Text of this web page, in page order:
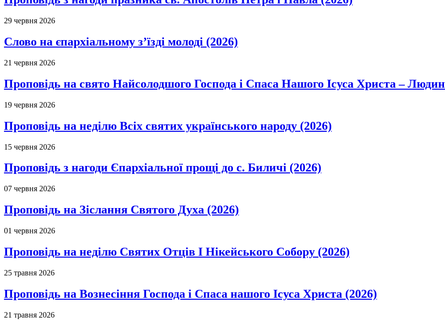
29 червня 2026
Слово на єпархіальному з’їзді молоді (2026)
21 червня 2026
Проповідь на свято Найсолодшого Господа і Спаса Нашого Ісуса Христа –
19 червня 2026
Проповідь на неділю Всіх святих українського народу (2026)
15 червня 2026
Проповідь з нагоди Єпархіальної прощі до с. Биличі (2026)
07 червня 2026
Проповідь на Зіслання Святого Духа (2026)
01 червня 2026
Проповідь на неділю Святих Отців І Нікейського Собору (2026)
25 травня 2026
Проповідь на Вознесіння Господа і Спаса нашого Ісуса Христа (2026)
21 травня 2026